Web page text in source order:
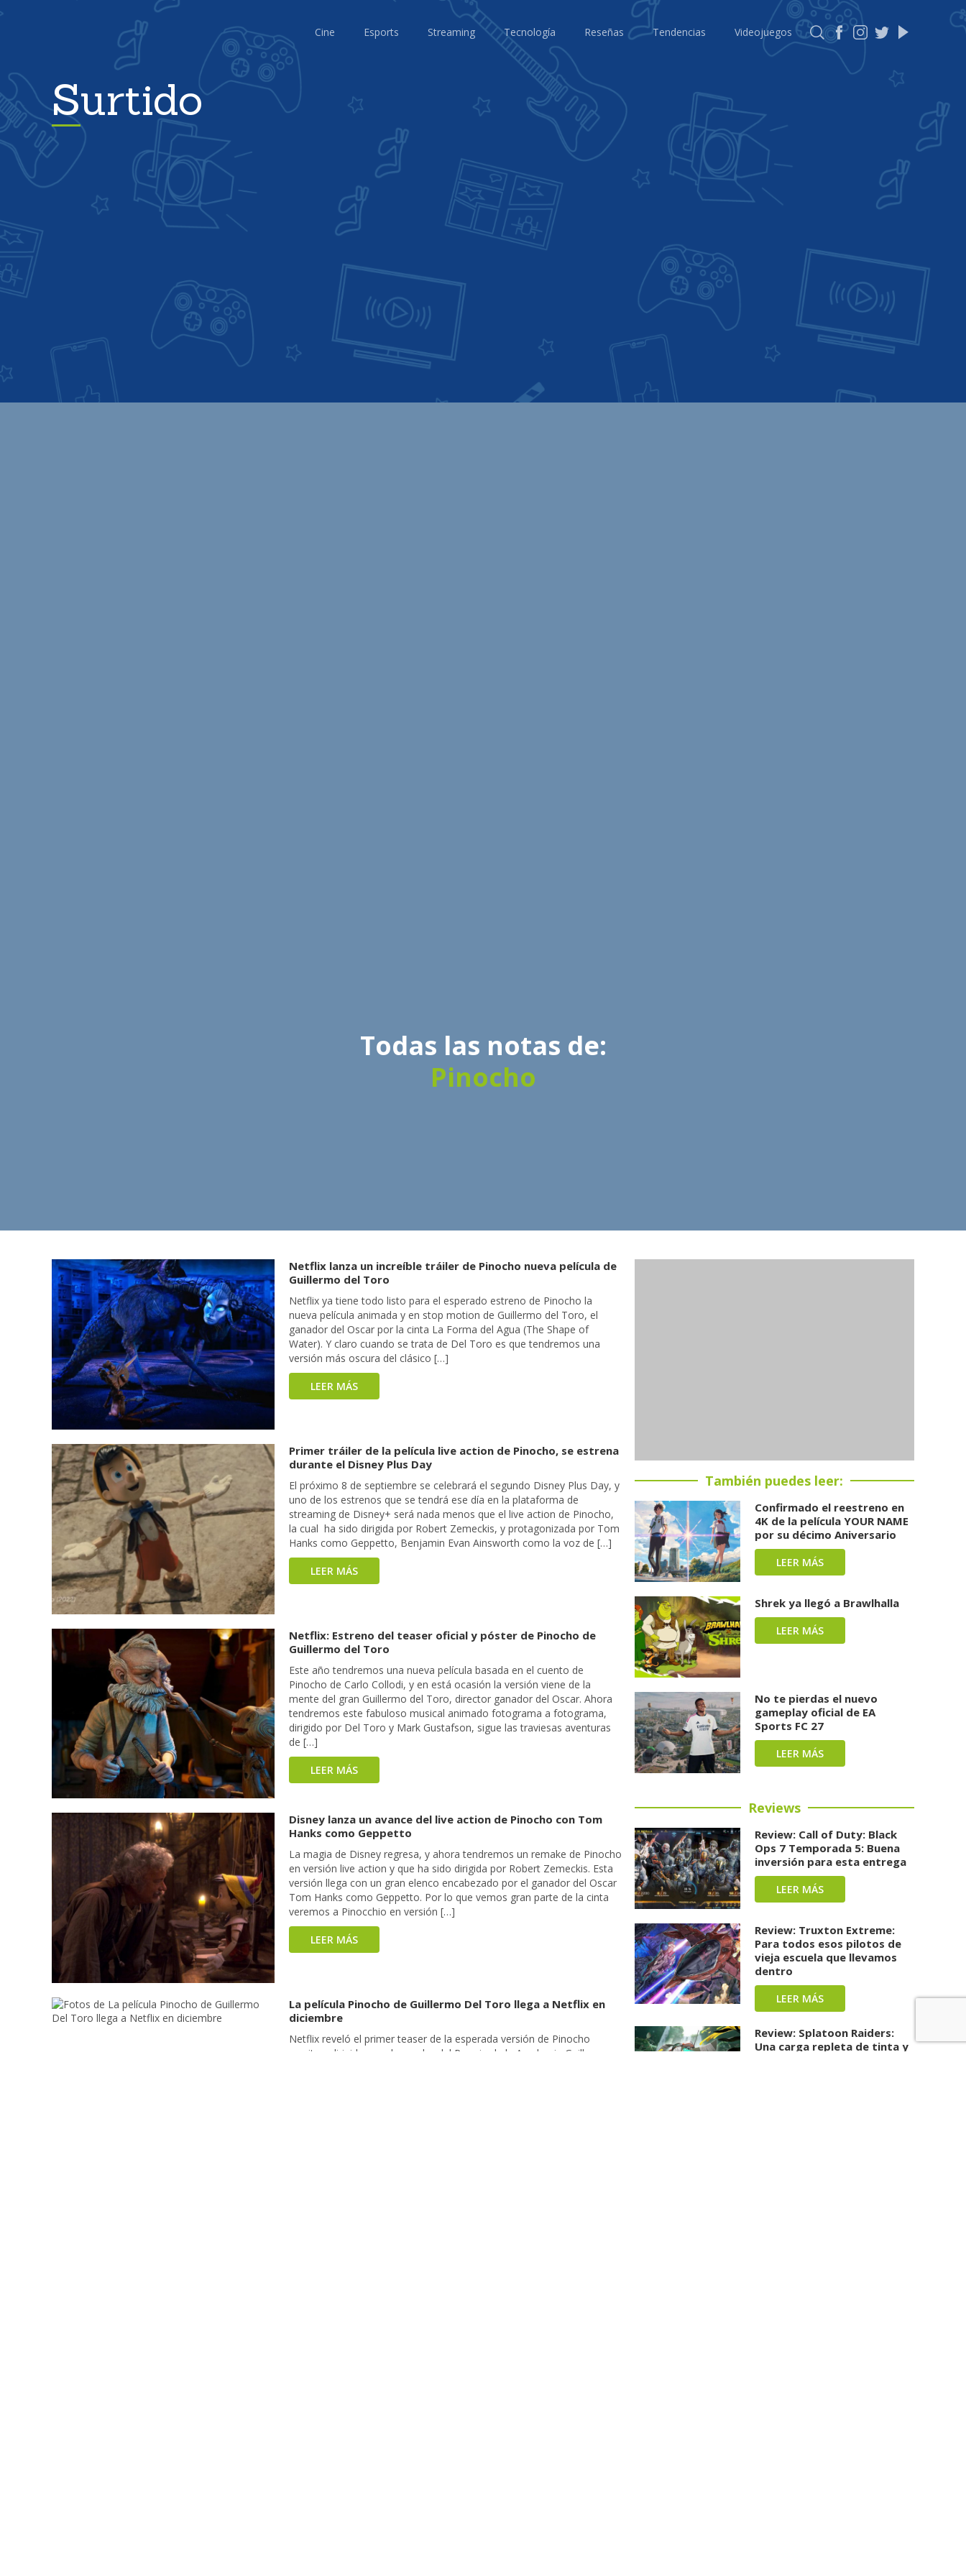
Cine Esports Streaming Tecnología Reseñas Tendencias Videojuegos
Surtido
Todas las notas de:
Pinocho
Netflix lanza un increíble tráiler de Pinocho nueva película de
Guillermo del Toro
Netflix ya tiene todo listo para el esperado estreno de Pinocho la
nueva película animada y en stop motion de Guillermo del Toro, el
ganador del Oscar por la cinta La Forma del Agua (The Shape of
Water). Y claro cuando se trata de Del Toro es que tendremos una
versión más oscura del clásico […]
LEER MÁS
Primer tráiler de la película live action de Pinocho, se estrena
durante el Disney Plus Day
El próximo 8 de septiembre se celebrará el segundo Disney Plus Day, y
uno de los estrenos que se tendrá ese día en la plataforma de
streaming de Disney+ será nada menos que el live action de Pinocho,
la cual ha sido dirigida por Robert Zemeckis, y protagonizada por Tom
Hanks como Geppetto, Benjamin Evan Ainsworth como la voz de […]
LEER MÁS
Netflix: Estreno del teaser oficial y póster de Pinocho de
Guillermo del Toro
Este año tendremos una nueva película basada en el cuento de
Pinocho de Carlo Collodi, y en está ocasión la versión viene de la
mente del gran Guillermo del Toro, director ganador del Oscar. Ahora
tendremos este fabuloso musical animado fotograma a fotograma,
dirigido por Del Toro y Mark Gustafson, sigue las traviesas aventuras
de […]
LEER MÁS
Disney lanza un avance del live action de Pinocho con Tom
Hanks como Geppetto
La magia de Disney regresa, y ahora tendremos un remake de Pinocho
en versión live action y que ha sido dirigida por Robert Zemeckis. Esta
versión llega con un gran elenco encabezado por el ganador del Oscar
Tom Hanks como Geppetto. Por lo que vemos gran parte de la cinta
veremos a Pinocchio en versión […]
LEER MÁS
La película Pinocho de Guillermo Del Toro llega a Netflix en
diciembre
Netflix reveló el primer teaser de la esperada versión de Pinocho
escrita y dirigida por el ganador del Premio de la Academia Guillermo
También puedes leer:
Confirmado el reestreno en
4K de la película YOUR NAME
por su décimo Aniversario
LEER MÁS
Shrek ya llegó a Brawlhalla
LEER MÁS
No te pierdas el nuevo
gameplay oficial de EA
Sports FC 27
LEER MÁS
Reviews
Review: Call of Duty: Black
Ops 7 Temporada 5: Buena
inversión para esta entrega
LEER MÁS
Review: Truxton Extreme:
Para todos esos pilotos de
vieja escuela que llevamos
dentro
LEER MÁS
Review: Splatoon Raiders:
Una carga repleta de tinta y